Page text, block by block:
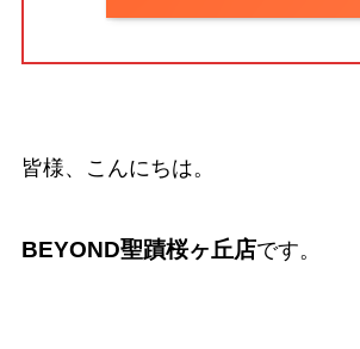
皆様、こんにちは。
BEYOND聖蹟桜ヶ丘店です。